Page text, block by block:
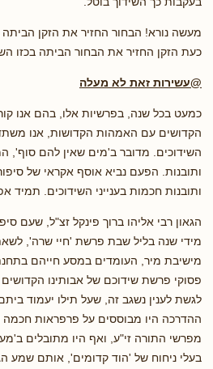
מעשה נורא! הבחור החזיר את הזקן
כעת הזקן החזיר את הבחור הביתה בכזו
@עשירות זאת לא מעלה
כמעט בכל שנה, בפרשיות אלו, בהם אנו
הקדושים עם האמהות הקדושות, אנו
השידוכים. מדובר ב'מים שאין להם סוף',
ותובנות. הפעם נביא אוסף אקראי של
ותובנות חכמות בענייני השידוכים. תמיד
הגאון רבי אליהו ברוך פינקל זצ"ל, שעם
מידי שנה בליל שבת פרשת 'חיי שרה',
מישיבת מיר, העומדים במסע חייהם
פסוקי פרשת שידוכם של אבותינו
לגשת לענין נשגב זה, שעל תילו יעמוד
ההדרכה היו מבוססים על פרפראות חכמה
מפרשי התורה זי"ע, ואף היו מתובלים
בעלי ניחוח של 'הוד קדומים', אותם שמע